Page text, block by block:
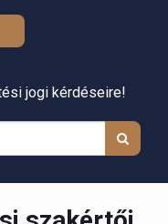
jogi kérdéseire!